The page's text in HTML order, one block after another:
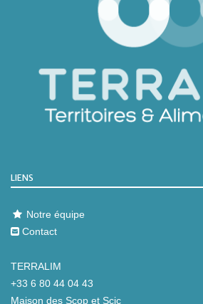
LIENS
Notre équipe
Contact
TERRALIM
+33 6 80 44 04 43
Maison des Scop et Scic